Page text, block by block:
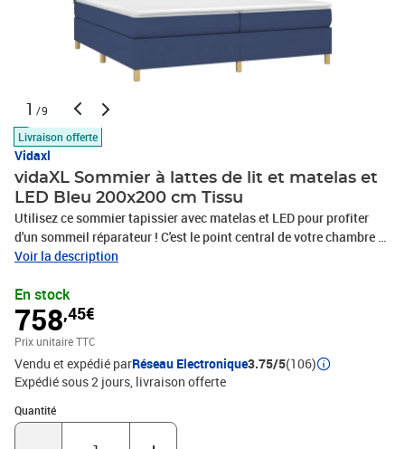
1 /9
Livraison offerte
Vidaxl
vidaXL Sommier à lattes de lit et matelas et
LED Bleu 200x200 cm Tissu
Utilisez ce sommier tapissier avec matelas et LED pour profiter
d'un sommeil réparateur ! C'est le point central de votre chambre à
coucher. Tissu durable : le tissu présente un aspect simple et
est réglable en hauteur selon vos préférences. La tête de lit vous
offre un excellent soutien du dos lorsque vous êtes assis dans
votre lit pour lire ou regarder la télévision.Bande LED colorée :
apportez de l'éclairage dans l'obscurité avec des lumières LED
colorées !Matelas à ressorts ensachés : le ressort ensaché
individuel intégré est connu pour sa très haute qualité tout en
assurant un haut niveau de durabilité et d'adaptabilité. Il peut
absorber efficacement le bruit et les chocs causés par les sauts et
Voir la description
En stock
758,45€
Prix unitaire TTC
Vendu et expédié parRéseau Electronique3.75/5(106)
Expédié sous 2 jours livraison offerte
Quantité
Quantité : 1